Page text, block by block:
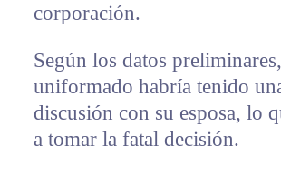
corporación.
Según los datos
uniformado habría tenido
discusión con su esposa, lo
a tomar la fatal decisión.